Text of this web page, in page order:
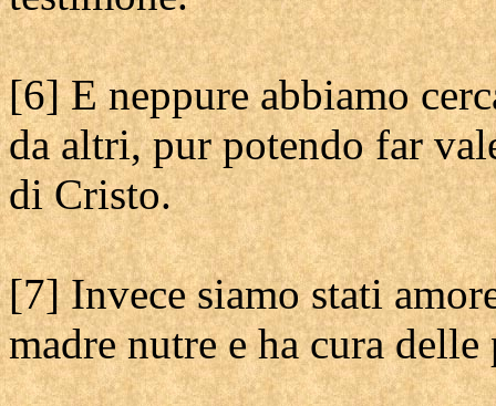
[6] E neppure abbiamo
da altri, pur potendo far
di Cristo.
[7] Invece siamo stati
madre nutre e ha cura